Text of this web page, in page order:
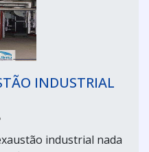
INDUSTRIAL
industrial nada